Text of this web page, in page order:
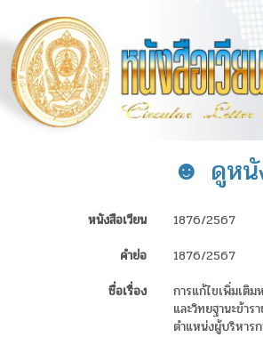
☻ ดูหนั
หนังสือเวียน 1876/2567
คำย่อ
1876/2567
ชื่อเรื่อง
การแก้ไขเพิ่มเติ
และวิทยฐานะข้าร
ตำแหน่งผู้บริหาร